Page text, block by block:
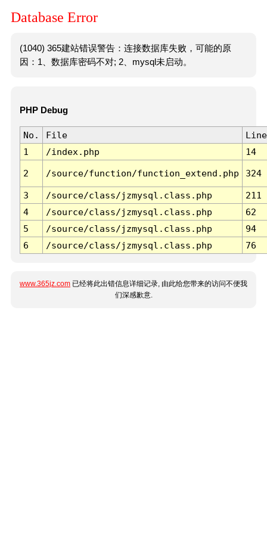
Database Error
(1040) 365建站错误警告：连接数据库失败，可能的原
因：1、数据库密码不对; 2、mysql未启动。
PHP Debug
No. File
Line
1
/index.php 14
2 /source/function/function_extend.php 324
3 /source/class/jzmysql.class.php
211
4
/source/class/jzmysql.class.php
62
5
/source/class/jzmysql.class.php
94
6
/source/class/jzmysql.class.php 76
www.365jz.com 已经将此出错信息详细记录, 由此给您带来的访问不便我
们深感歉意.